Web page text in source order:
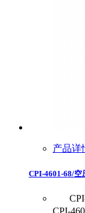
产品详
CPI-4601-68/空
CPI-
CPI-